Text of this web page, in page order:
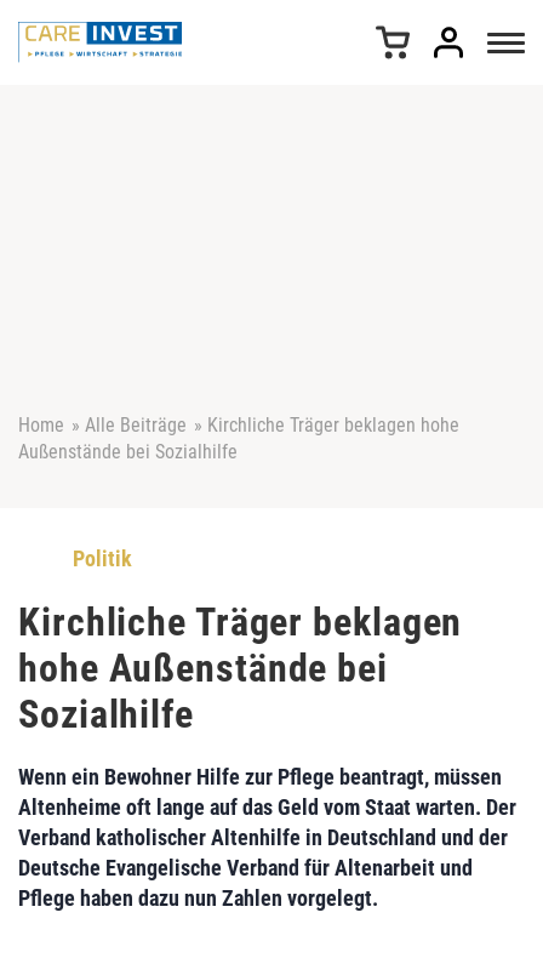
Home » Alle Beiträge » Kirchliche Träger beklagen hohe
Außenstände bei Sozialhilfe
Politik
Kirchliche Träger beklagen
hohe Außenstände bei
Sozialhilfe
Wenn ein Bewohner Hilfe zur Pflege beantragt, müssen
Altenheime oft lange auf das Geld vom Staat warten. Der
Verband katholischer Altenhilfe in Deutschland und der
Deutsche Evangelische Verband für Altenarbeit und
Pflege haben dazu nun Zahlen vorgelegt.